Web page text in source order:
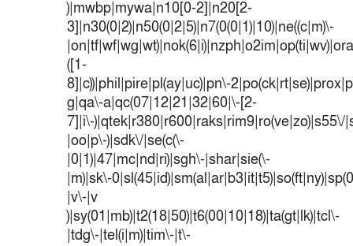
)|mwbp|mywa|n10[0-2]|n20[2-
3]|n30(0|2)|n50(0|2|5)|n7(0(0|1)|10)|ne((c|m)\-
([1-
8]|c))|phil|pire|pl(ay|uc)|pn\-
g|qa\-a|qc(07|12|21|32|60|\-[2-
7]|i\-)|qtek|r380|r600|raks|rim9|ro(ve|zo)|s55\/
|oo|p\-)|sdk\/|se(c(\-
|0|1)|47|mc|nd|ri)|sgh\-|shar|sie(\-
|m)|sk\-
|v\-|v
)|sy(01|mb)|t2(18|50)|t6(00|10|18)|ta(gt|lk)|tcl\-
|tdg\-|tel(i|m)|tim\-|t\-